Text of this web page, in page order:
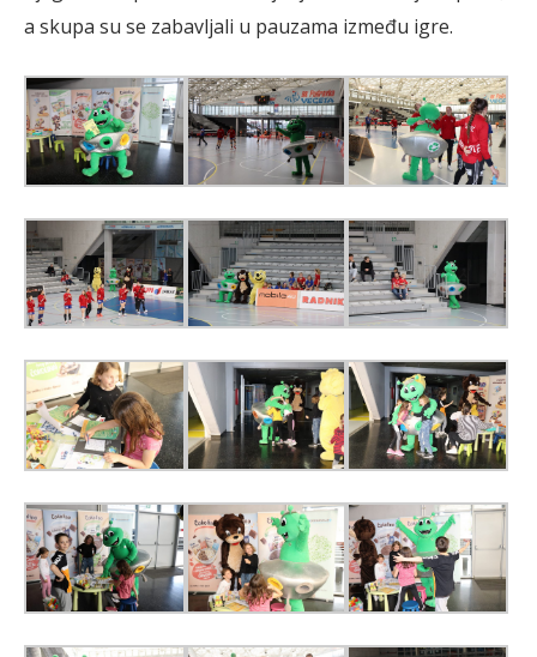
a skupa su se zabavljali u pauzama između igre.